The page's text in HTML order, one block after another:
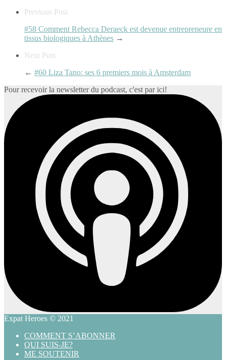
Previous Post
#58 Comment Rebecca Deraeck est devenue entrepreneure en
tissus biologiques à Athènes →
Next Post
← #60 Liza Tano: ses 6 premiers mois à Amsterdam
Pour recevoir la newsletter du podcast, c'est par ici!
Expat Heroes © 2021
COMMENT S’ABONNER
QUI SUIS-JE?
ME SOUTENIR